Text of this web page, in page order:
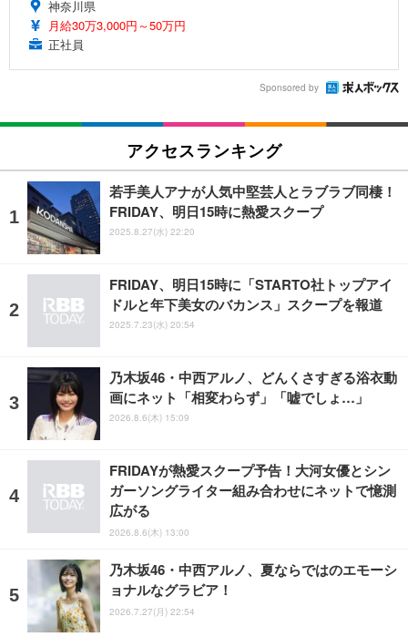
神奈川県
月給30万3,000円～50万円
正社員
Sponsored by
アクセスランキング
若手美人アナが人気中堅芸人とラブラブ同棲！
FRIDAY、明日15時に熱愛スクープ
2025.8.27(水) 22:20
FRIDAY、明日15時に「STARTO社トップアイ
ドルと年下美女のバカンス」スクープを報道
2025.7.23(水) 20:54
乃木坂46・中西アルノ、どんくさすぎる浴衣動
画にネット「相変わらず」「嘘でしょ…」
2026.8.6(木) 15:09
FRIDAYが熱愛スクープ予告！大河女優とシン
ガーソングライター組み合わせにネットで憶測
広がる
2026.8.6(木) 13:00
乃木坂46・中西アルノ、夏ならではのエモーシ
ョナルなグラビア！
2026.7.27(月) 22:54